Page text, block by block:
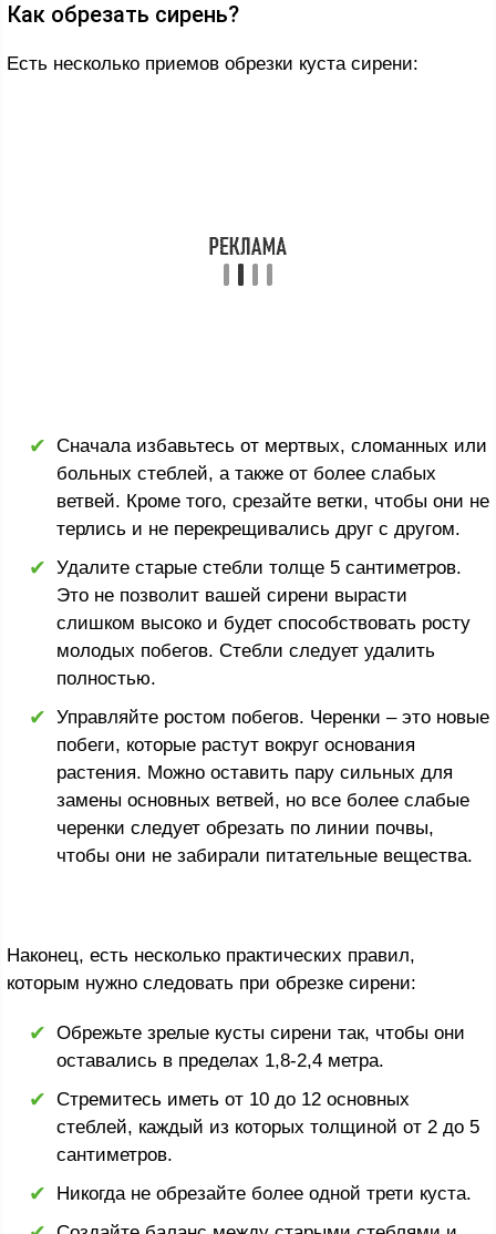
Как обрезать сирень?
Есть несколько приемов обрезки куста сирени:
Сначала избавьтесь от мертвых, сломанных или
больных стеблей, а также от более слабых
ветвей. Кроме того, срезайте ветки, чтобы они не
терлись и не перекрещивались друг с другом.
Удалите старые стебли толще 5 сантиметров.
Это не позволит вашей сирени вырасти
слишком высоко и будет способствовать росту
молодых побегов. Стебли следует удалить
полностью.
Управляйте ростом побегов. Черенки – это новые
побеги, которые растут вокруг основания
растения. Можно оставить пару сильных для
замены основных ветвей, но все более слабые
черенки следует обрезать по линии почвы,
чтобы они не забирали питательные вещества.
Наконец, есть несколько практических правил,
которым нужно следовать при обрезке сирени:
Обрежьте зрелые кусты сирени так, чтобы они
оставались в пределах 1,8-2,4 метра.
Стремитесь иметь от 10 до 12 основных
стеблей, каждый из которых толщиной от 2 до 5
сантиметров.
Никогда не обрезайте более одной трети куста.